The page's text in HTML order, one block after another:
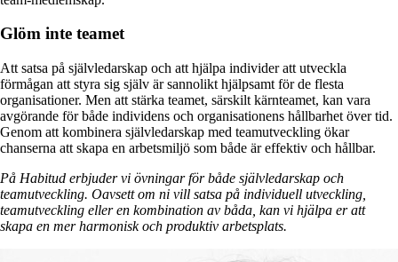
Glöm inte teamet
Att satsa på självledarskap och att hjälpa individer att utveckla
förmågan att styra sig själv är sannolikt hjälpsamt för de flesta
organisationer. Men att stärka teamet, särskilt kärnteamet, kan vara
avgörande för både individens och organisationens hållbarhet över tid.
Genom att kombinera självledarskap med teamutveckling ökar
chanserna att skapa en arbetsmiljö som både är effektiv och hållbar.
På Habitud erbjuder vi övningar för både självledarskap och
teamutveckling. Oavsett om ni vill satsa på individuell utveckling,
teamutveckling eller en kombination av båda, kan vi hjälpa er att
skapa en mer harmonisk och produktiv arbetsplats.